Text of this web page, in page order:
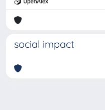
social impact